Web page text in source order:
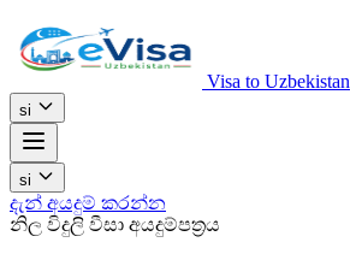
Visa to Uzbekistan
si
si
දැන් අයදුම් කරන්න
නිල විදුලි වීසා අයදුම්පත්‍රය